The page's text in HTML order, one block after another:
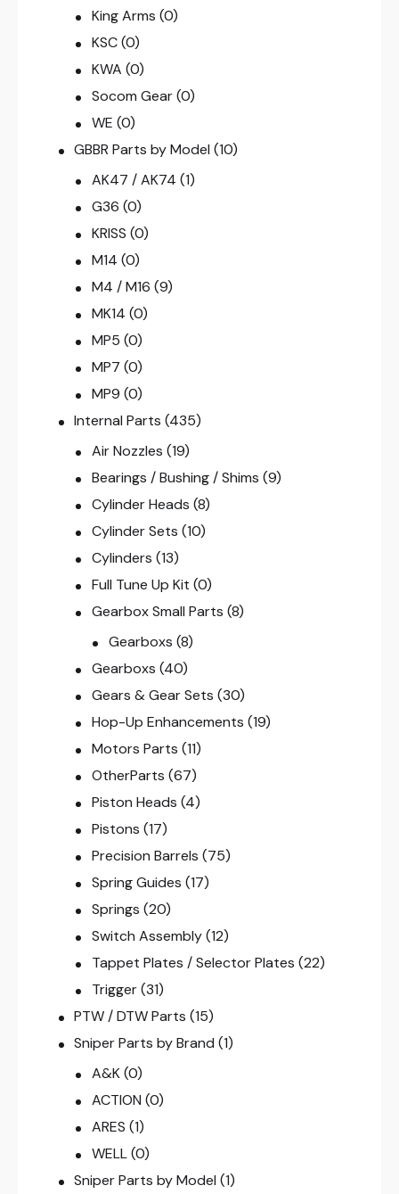
King Arms (0)
KSC (0)
KWA (0)
Socom Gear (0)
WE (0)
GBBR Parts by Model (10)
AK47 / AK74 (1)
G36 (0)
KRISS (0)
M14 (0)
M4 / M16 (9)
MK14 (0)
MP5 (0)
MP7 (0)
MP9 (0)
Internal Parts (435)
Air Nozzles (19)
Bearings / Bushing / Shims (9)
Cylinder Heads (8)
Cylinder Sets (10)
Cylinders (13)
Full Tune Up Kit (0)
Gearbox Small Parts (8)
Gearboxs (8)
Gearboxs (40)
Gears & Gear Sets (30)
Hop-Up Enhancements (19)
Motors Parts (11)
OtherParts (67)
Piston Heads (4)
Pistons (17)
Precision Barrels (75)
Spring Guides (17)
Springs (20)
Switch Assembly (12)
Tappet Plates / Selector Plates (22)
Trigger (31)
PTW / DTW Parts (15)
Sniper Parts by Brand (1)
A&K (0)
ACTION (0)
ARES (1)
WELL (0)
Sniper Parts by Model (1)